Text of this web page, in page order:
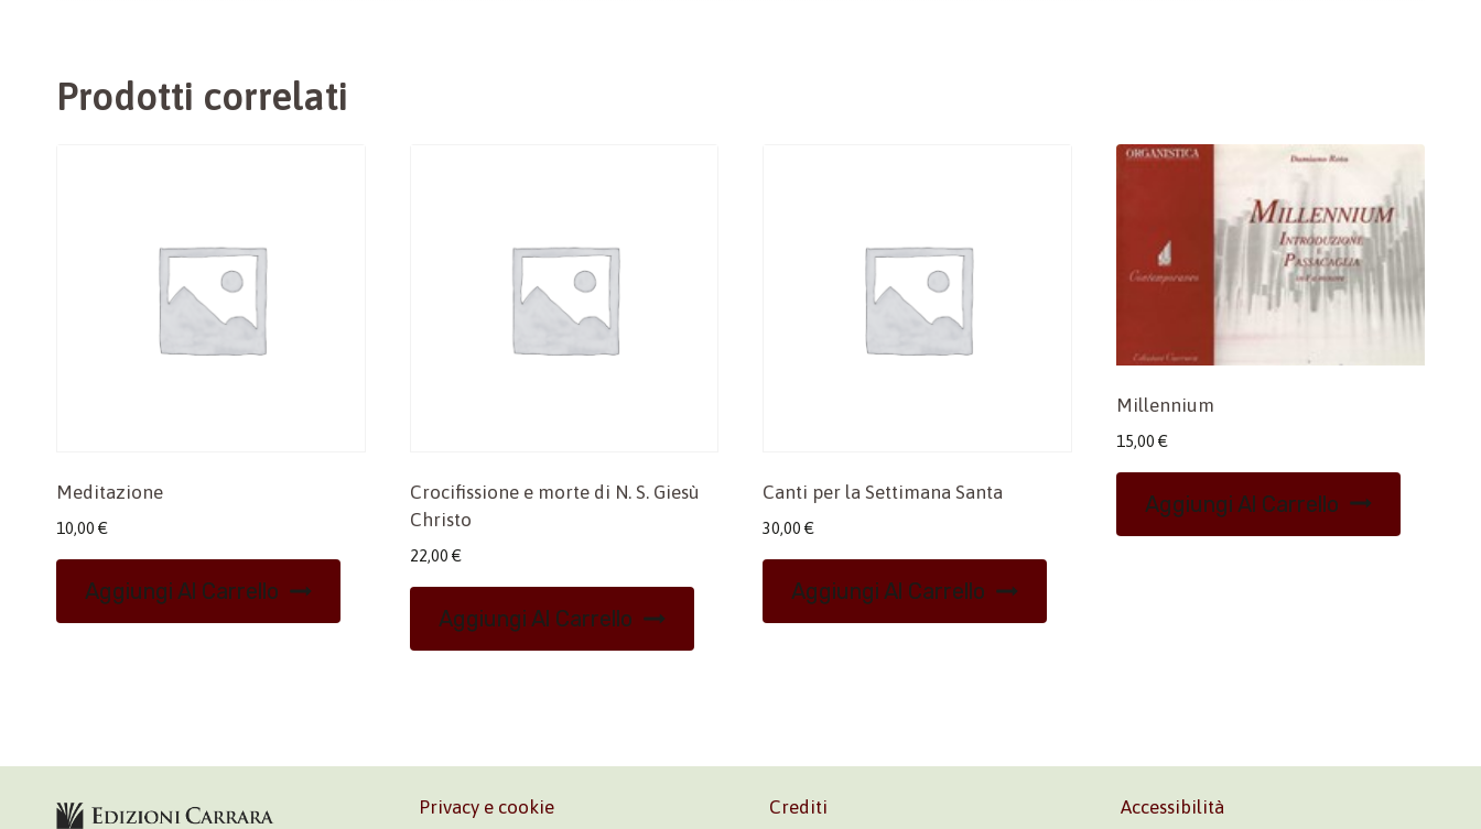
Prodotti correlati
Meditazione
10,00 €
Aggiungi Al Carrello
Crocifissione e morte di N. S. Giesù
Christo
22,00 €
Aggiungi Al Carrello
Canti per la Settimana Santa
30,00 €
Aggiungi Al Carrello
Millennium
15,00 €
Aggiungi Al Carrello
Privacy e cookie Crediti Accessibilità